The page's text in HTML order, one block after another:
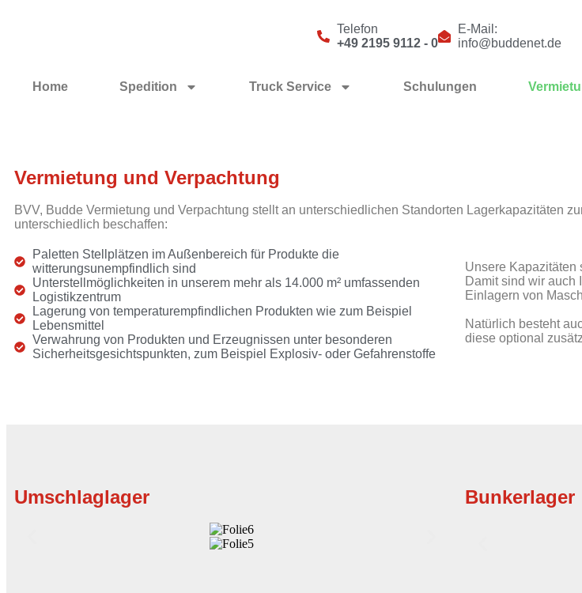
Telefon
+49 2195 9112 - 0
E-Mail:
info@buddenet.de
Home Spedition Truck Service Schulungen
Vermietung und Verpachtung
BVV, Budde Vermietung und Verpachtung stellt an unterschiedlichen Standorten Lagerkapazitäten
unterschiedlich beschaffen:
Paletten Stellplätzen im Außenbereich für Produkte die
witterungsunempfindlich sind
Unterstellmöglichkeiten in unserem mehr als 14.000 m² umfassenden
Logistikzentrum
Lagerung von temperaturempfindlichen Produkten wie zum Beispiel
Lebensmittel
Verwahrung von Produkten und Erzeugnissen unter besonderen
Sicherheitsgesichtspunkten, zum Beispiel Explosiv- oder Gefahrenstoffe
Unsere Kapazitäten
Damit sind wir auch
Einlagern von
Natürlich besteht
diese optional
Umschlaglager Bunkerlager